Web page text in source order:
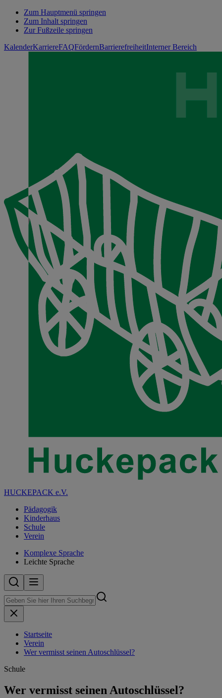
Zum Hauptmenü springen
Zum Inhalt springen
Zur Fußzeile springen
KalenderKarriereFAQFördernBarrierefreiheitInterner Bereich
HUCKEPACK e.V.
Pädagogik
Kinderhaus
Schule
Verein
Komplexe Sprache
Leichte Sprache
Startseite
Verein
Wer vermisst seinen Autoschlüssel?
Schule
Wer vermisst seinen Autoschlüssel?